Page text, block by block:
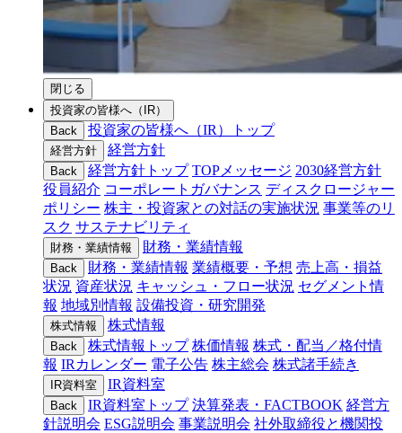
閉じる
投資家の皆様へ（IR）
Back
投資家の皆様へ（IR）トップ
経営方針 経営方針
Back 経営方針トップ TOPメッセージ 2030経営方針
役員紹介 コーポレートガバナンス ディスクロージャー
ポリシー 株主・投資家との対話の実施状況 事業等のリ
スク サステナビリティ
財務・業績情報 財務・業績情報
Back 財務・業績情報 業績概要・予想 売上高・損益
状況 資産状況 キャッシュ・フロー状況 セグメント情
報 地域別情報 設備投資・研究開発
株式情報 株式情報
Back 株式情報トップ 株価情報 株式・配当／格付情
報 IRカレンダー 電子公告 株主総会 株式諸手続き
IR資料室 IR資料室
Back IR資料室トップ 決算発表・FACTBOOK 経営方
針説明会 ESG説明会 事業説明会 社外取締役と機関投